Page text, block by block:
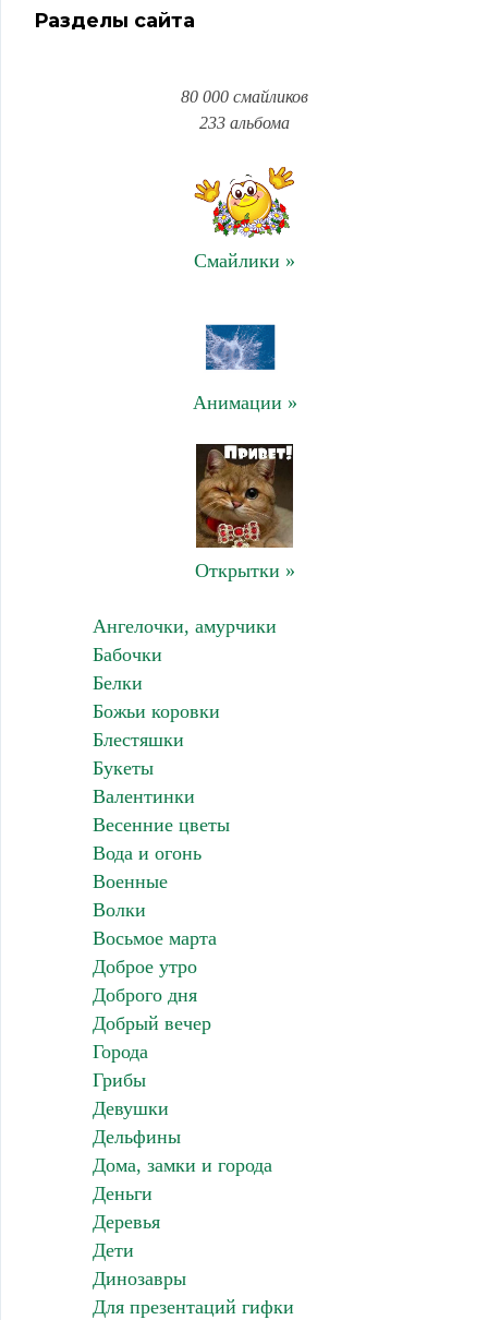
Разделы сайта
80 000 смайликов
233 альбома
Смайлики »
Анимации »
Открытки »
Ангелочки, амурчики
Бабочки
Белки
Божьи коровки
Блестяшки
Букеты
Валентинки
Весенние цветы
Вода и огонь
Военные
Волки
Восьмое марта
Доброе утро
Доброго дня
Добрый вечер
Города
Грибы
Девушки
Дельфины
Дома, замки и города
Деньги
Деревья
Дети
Динозавры
Для презентаций гифки